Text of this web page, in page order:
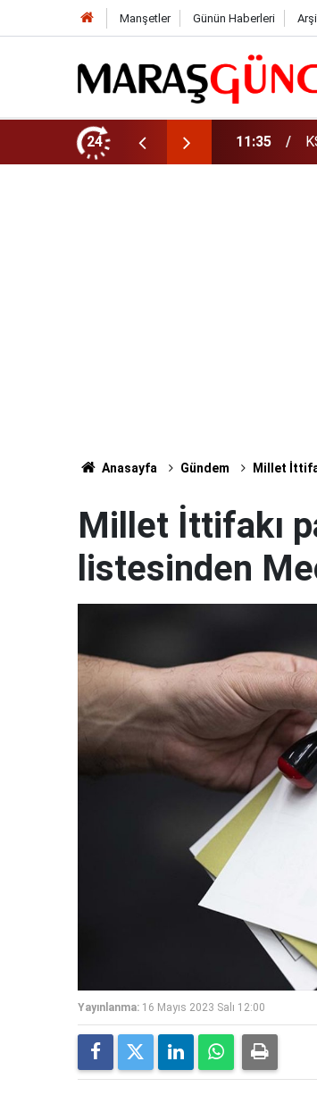
Manşetler Günün Haberleri
24
Müdür Ataması 10:14
Anasayfa Gündem Millet
Millet İttifakı
listesinden
Yayınlanma: 16 Mayıs 2023 Salı 12:00